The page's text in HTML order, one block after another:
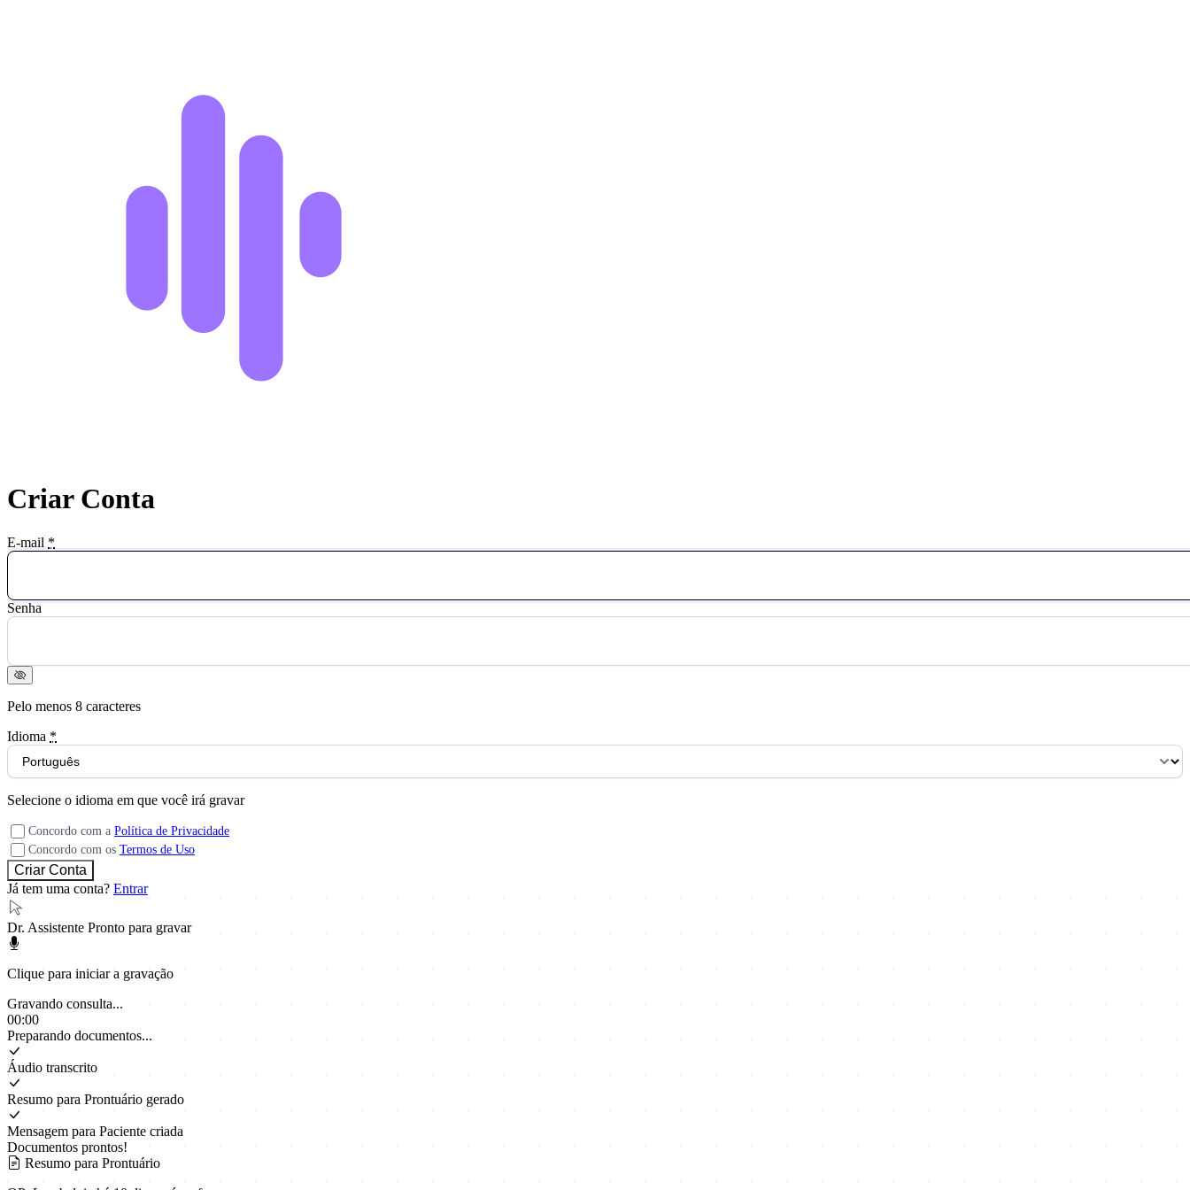
Criar Conta
E-mail*
Senha
Pelo menos 8 caracteres
Idioma*
Selecione o idioma em que você irá gravar
Concordo com aPolítica de Privacidade
Concordo com osTermos de Uso
Já tem uma conta?Entrar
Dr. Assistente Pronto para gravar
Clique para iniciar a gravação
Gravando consulta...
00:00
Preparando documentos...
Áudio transcrito
Resumo para Prontuário gerado
Mensagem para Paciente criada
Documentos prontos!
Resumo para Prontuário